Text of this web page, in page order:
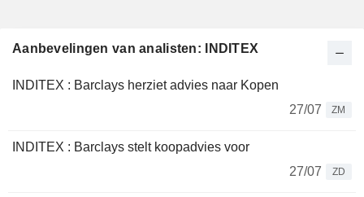
Aanbevelingen van analisten: INDITEX
INDITEX : Barclays herziet advies naar Kopen
27/07
ZM
INDITEX : Barclays stelt koopadvies voor
27/07
ZD